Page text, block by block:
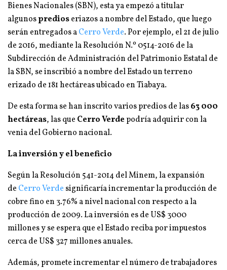
Bienes Nacionales (SBN), esta ya empezó a titular
algunospredioseriazos a nombre del Estado, que luego
serán entregados aCerro Verde. Por ejemplo, el 21 de julio
de 2016, mediante la Resolución N.º 0514-2016 de la
Subdirección de Administración del Patrimonio Estatal de
la SBN, se inscribió a nombre del Estado un terreno
erizado de 181 hectáreas ubicado en Tiabaya.
De esta forma se han inscrito varios predios de las63 000
hectáreas, las que Cerro Verdepodría adquirir con la
venia del Gobierno nacional.
La inversión y el beneficio
Según la Resolución 541-2014 del Minem, la expansión
de Cerro Verde significaría incrementar la producción de
cobre fino en 3.76% a nivel nacional con respecto a la
producción de 2009. La inversión es de US$ 3000
millones y se espera que el Estado reciba por impuestos
cerca de US$ 327 millones anuales.
Además, promete incrementar el número de trabajadores